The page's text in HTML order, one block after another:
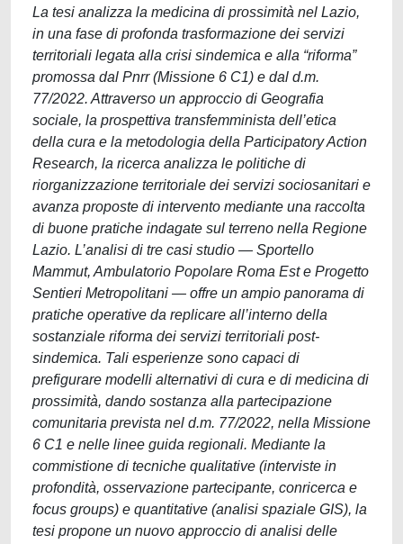
La tesi analizza la medicina di prossimità nel Lazio,
in una fase di profonda trasformazione dei servizi
territoriali legata alla crisi sindemica e alla “riforma”
promossa dal Pnrr (Missione 6 C1) e dal d.m.
77/2022. Attraverso un approccio di Geografia
sociale, la prospettiva transfemminista dell’etica
della cura e la metodologia della Participatory Action
Research, la ricerca analizza le politiche di
riorganizzazione territoriale dei servizi sociosanitari e
avanza proposte di intervento mediante una raccolta
di buone pratiche indagate sul terreno nella Regione
Lazio. L’analisi di tre casi studio — Sportello
Mammut, Ambulatorio Popolare Roma Est e Progetto
Sentieri Metropolitani — offre un ampio panorama di
pratiche operative da replicare all’interno della
sostanziale riforma dei servizi territoriali post-
sindemica. Tali esperienze sono capaci di
prefigurare modelli alternativi di cura e di medicina di
prossimità, dando sostanza alla partecipazione
comunitaria prevista nel d.m. 77/2022, nella Missione
6 C1 e nelle linee guida regionali. Mediante la
commistione di tecniche qualitative (interviste in
profondità, osservazione partecipante, conricerca e
focus groups) e quantitative (analisi spaziale GIS), la
tesi propone un nuovo approccio di analisi delle